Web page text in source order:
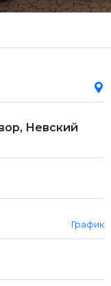
Невский
График